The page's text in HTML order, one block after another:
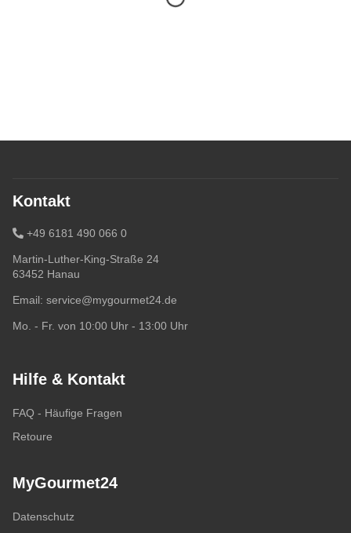
Kontakt
+49 6181 490 066 0
Martin-Luther-King-Straße 24
63452 Hanau
Email: service@mygourmet24.de
Mo. - Fr. von 10:00 Uhr - 13:00 Uhr
Hilfe & Kontakt
FAQ - Häufige Fragen
Retoure
MyGourmet24
Datenschutz